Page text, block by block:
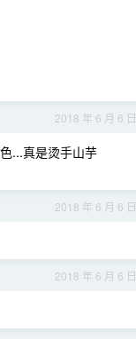
2018 年 6 月 6 日
...真是烫手山芋
2018 年 6 月 6 日
2018 年 6 月 6 日